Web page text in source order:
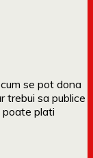
se pot dona
trebui sa publice
poate plati